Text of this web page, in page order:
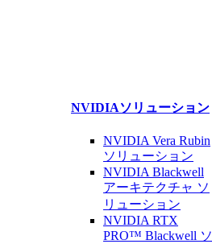
NVIDIAソリューション
NVIDIA Vera Rubin
ソリューション
NVIDIA Blackwell
アーキテクチャ ソ
リューション
NVIDIA RTX
PRO™ Blackwell ソ